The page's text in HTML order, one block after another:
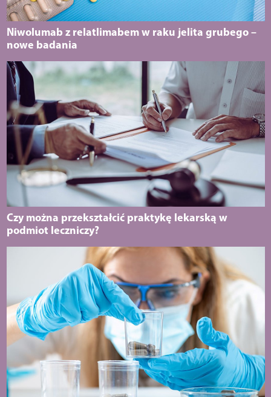
Niwolumab z relatlimabem w raku jelita grubego –
nowe badania
Czy można przekształcić praktykę lekarską w
podmiot leczniczy?